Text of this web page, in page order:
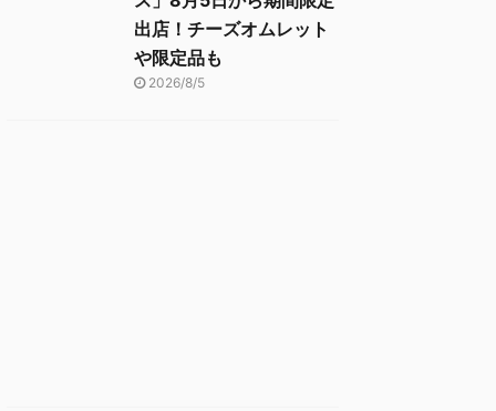
出店！チーズオムレット
や限定品も
2026/8/5